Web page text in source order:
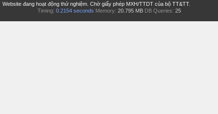
Website đang hoạt động thử nghiệm. Chờ giấy phép MXH/TTDT của bộ TT&TT.
Timing: 0.2154 seconds Memory: 20.795 MB DB Queries: 25